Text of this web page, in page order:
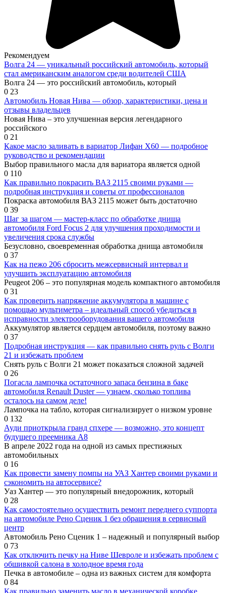
Рекомендуем
Волга 24 — уникальный российский автомобиль, который
стал американским аналогом среди водителей США
Волга 24 — это российский автомобиль, который
0 23
Автомобиль Новая Нива — обзор, характеристики, цена и
отзывы владельцев
Новая Нива – это улучшенная версия легендарного
российского
0 21
Какое масло заливать в вариатор Лифан Х60 — подробное
руководство и рекомендации
Выбор правильного масла для вариатора является одной
0 110
Как правильно покрасить ВАЗ 2115 своими руками —
подробная инструкция и советы от профессионалов
Покраска автомобиля ВАЗ 2115 может быть достаточно
0 39
Шаг за шагом — мастер-класс по обработке днища
автомобиля Ford Focus 2 для улучшения проходимости и
увеличения срока службы
Безусловно, своевременная обработка днища автомобиля
0 37
Как на пежо 206 сбросить межсервисный интервал и
улучшить эксплуатацию автомобиля
Peugeot 206 – это популярная модель компактного автомобиля
0 31
Как проверить напряжение аккумулятора в машине с
помощью мультиметра – идеальный способ убедиться в
исправности электрооборудования вашего автомобиля
Аккумулятор является сердцем автомобиля, поэтому важно
0 37
Подробная инструкция — как правильно снять руль с Волги
21 и избежать проблем
Снять руль с Волги 21 может показаться сложной задачей
0 26
Погасла лампочка остаточного запаса бензина в баке
автомобиля Renault Duster — узнаем, сколько топлива
осталось на самом деле!
Лампочка на табло, которая сигнализирует о низком уровне
0 132
Ауди приоткрыла гранд спхере — возможно, это концепт
будущего преемника А8
В апреле 2022 года на одной из самых престижных
автомобильных
0 16
Как провести замену помпы на УАЗ Хантер своими руками и
сэкономить на автосервисе?
Уаз Хантер — это популярный внедорожник, который
0 28
Как самостоятельно осуществить ремонт переднего суппорта
на автомобиле Рено Сценик 1 без обращения в сервисный
центр
Автомобиль Рено Сценик 1 – надежный и популярный выбор
0 73
Как отключить печку на Ниве Шевроле и избежать проблем с
обшивкой салона в холодное время года
Печка в автомобиле – одна из важных систем для комфорта
0 84
Как правильно заменить масло в механической коробке